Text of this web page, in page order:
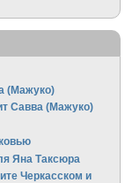
(Мажуко)
Савва (Мажуко)
Яна Таксюра
Черкасском и